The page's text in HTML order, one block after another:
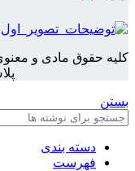
کلیه حقوق مادی و
بستن
دسته بندی
فهرست